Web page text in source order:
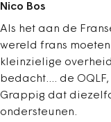
Nico Bos
Als het aan de
wereld frans
kleinzielige
bedacht.... de
Grappig dat
ondersteunen.